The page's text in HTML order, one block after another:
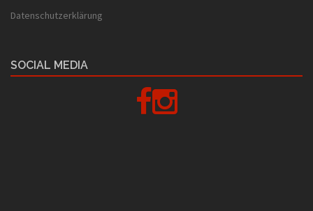
Datenschutzerklärung
SOCIAL MEDIA
FacebookInstagram